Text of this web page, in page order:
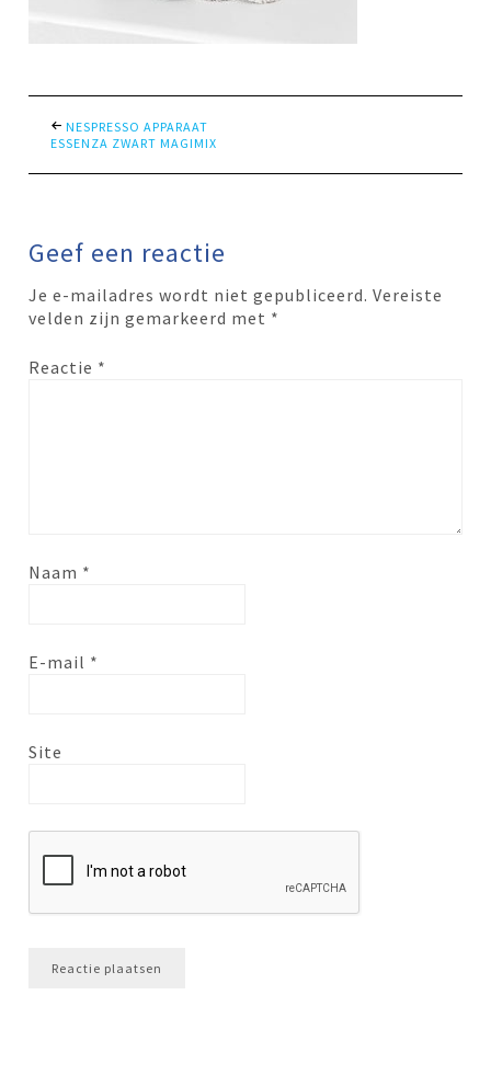
NESPRESSO APPARAAT
ESSENZA ZWART MAGIMIX
Geef een reactie
Je e-mailadres wordt niet gepubliceerd. Vereiste
velden zijn gemarkeerd met *
Reactie *
Naam *
E-mail *
Site